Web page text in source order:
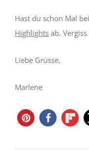
Hast du schon Mal
Highlights ab.
Liebe Grüsse,
Marlene